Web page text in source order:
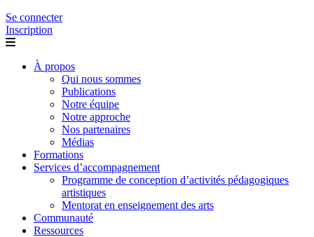
Se connecter
Inscription
À propos
Qui nous sommes
Publications
Notre équipe
Notre approche
Nos partenaires
Médias
Formations
Services d’accompagnement
Programme de conception d’activités pédagogiques
artistiques
Mentorat en enseignement des arts
Communauté
Ressources